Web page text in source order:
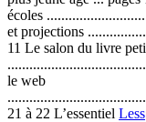
écoles
et projections
11 Le salon du livre
le web
21 à 22 L’essentiel Less